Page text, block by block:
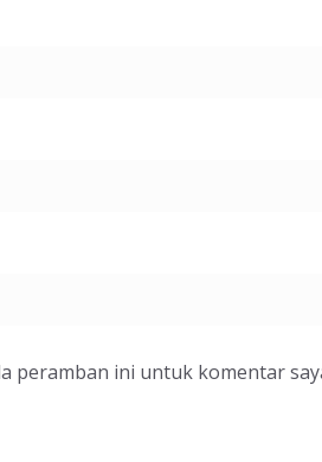
peramban ini untuk komentar